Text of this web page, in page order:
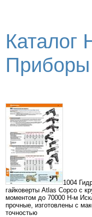
Каталог
Приборы
1004
гайковерты Atlas Copco с
моментом до 70000 Н-м
прочные, изготовлены с
точностью